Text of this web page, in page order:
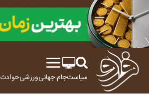
سیاستجام جهانیورزشیحوادث